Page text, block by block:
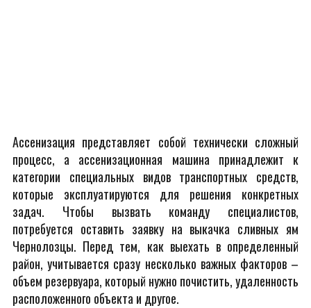
Ассенизация представляет собой технически сложный
процесс, а ассенизационная машина принадлежит к
категории специальных видов транспортных средств,
которые эксплуатируются для решения конкретных
задач. Чтобы вызвать команду специалистов,
потребуется оставить заявку на выкачка сливных ям
Чернолозцы. Перед тем, как выехать в определенный
район, учитывается сразу несколько важных факторов –
объем резервуара, который нужно почистить, удаленность
расположенного объекта и другое.